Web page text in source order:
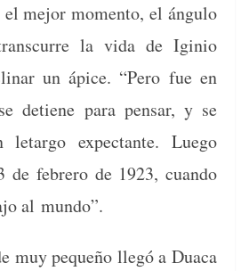
mejor momen­to, el ángu­lo
la vida de Iginio
un ápice. “Pero fue en
detiene para pen­sar, y se
letar­go expec­tante. Luego
de febrero de 1923, cuan­do
al mundo”.
muy pequeño llegó a Dua­ca